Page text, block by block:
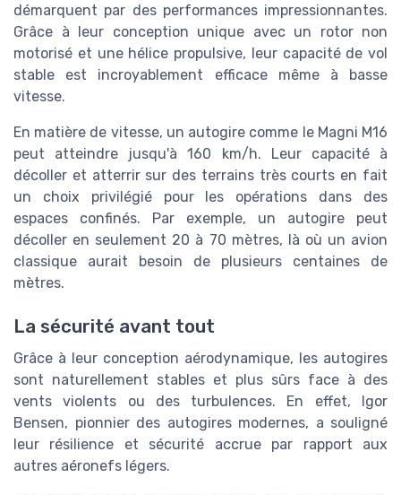
démarquent par des performances impressionnantes.
Grâce à leur conception unique avec un rotor non
motorisé et une hélice propulsive, leur capacité de vol
stable est incroyablement efficace même à basse
vitesse.
En matière de vitesse, un autogire comme le Magni M16
peut atteindre jusqu'à 160 km/h. Leur capacité à
décoller et atterrir sur des terrains très courts en fait
un choix privilégié pour les opérations dans des
espaces confinés. Par exemple, un autogire peut
décoller en seulement 20 à 70 mètres, là où un avion
classique aurait besoin de plusieurs centaines de
mètres.
La sécurité avant tout
Grâce à leur conception aérodynamique, les autogires
sont naturellement stables et plus sûrs face à des
vents violents ou des turbulences. En effet, Igor
Bensen, pionnier des autogires modernes, a souligné
leur résilience et sécurité accrue par rapport aux
autres aéronefs légers.